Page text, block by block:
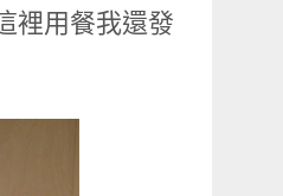
裡用餐我還發